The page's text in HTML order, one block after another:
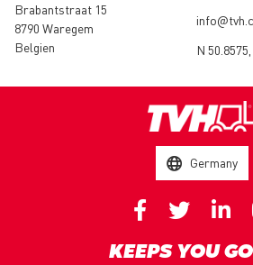
Brabantstraat 15
8790 Waregem
Belgien
N
Germany
KEEPS YOU